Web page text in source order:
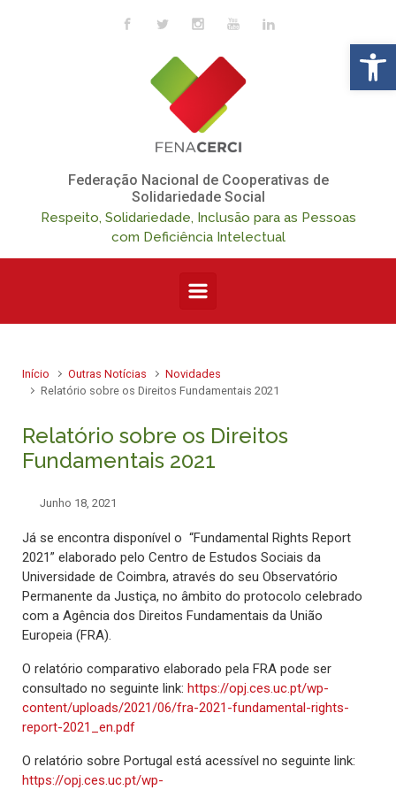
Skip to main content
Federação Nacional de Cooperativas de
Solidariedade Social
Respeito, Solidariedade, Inclusão para as Pessoas
com Deficiência Intelectual
Início Outras Notícias
Novidades
Relatório sobre os Direitos Fundamentais 2021
Relatório sobre os Direitos
Fundamentais 2021
Junho 18, 2021
Já se encontra disponível o “Fundamental Rights Report
2021” elaborado pelo Centro de Estudos Sociais da
Universidade de Coimbra, através do seu Observatório
Permanente da Justiça, no âmbito do protocolo celebrado
com a Agência dos Direitos Fundamentais da União
Europeia (FRA).
O relatório comparativo elaborado pela FRA pode ser
consultado no seguinte link: https://opj.ces.uc.pt/wp-
content/uploads/2021/06/fra-2021-fundamental-rights-
report-2021_en.pdf
O relatório sobre Portugal está acessível no seguinte link:
https://opj.ces.uc.pt/wp-